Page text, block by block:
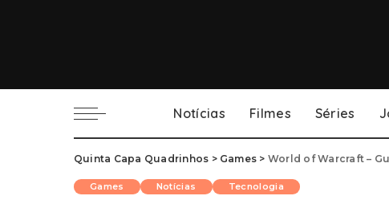
Notícias Filmes Séries
Quinta Capa Quadrinhos > Games > World of Warcraft –
Games Notícias Tecnologia